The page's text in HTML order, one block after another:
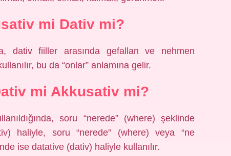
mi Dativ mi?
dativ fiiller arasında gefallan ve nehmen
bu da “onlar” anlamına gelir.
mi Akkusativ mi?
soru “nerede” (where) şeklinde
haliyle, soru “nerede” (where) veya “ne
ise datative (dativ) haliyle kullanılır.